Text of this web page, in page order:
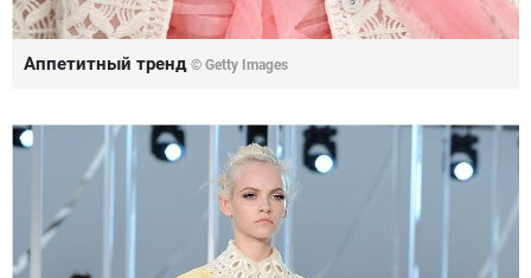
Аппетитный тренд © Getty Images